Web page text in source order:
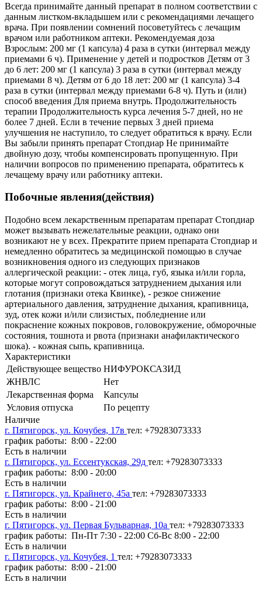
Всегда принимайте данный препарат в полном соответствии с
данным листком-вкладышем или с рекомендациями лечащего
врача. При появлении сомнений посоветуйтесь с лечащим
врачом или работником аптеки. Рекомендуемая доза
Взрослым: 200 мг (1 капсула) 4 раза в сутки (интервал между
приемами 6 ч). Применение у детей и подростков Детям от 3
до 6 лет: 200 мг (1 капсула) 3 раза в сутки (интервал между
приемами 8 ч). Детям от 6 до 18 лет: 200 мг (1 капсула) 3-4
раза в сутки (интервал между приемами 6-8 ч). Путь и (или)
способ введения Для приема внутрь. Продолжительность
терапии Продолжительность курса лечения 5-7 дней, но не
более 7 дней. Если в течение первых 3 дней приема
улучшения не наступило, то следует обратиться к врачу. Если
Вы забыли принять препарат Стопдиар Не принимайте
двойную дозу, чтобы компенсировать пропущенную. При
наличии вопросов по применению препарата, обратитесь к
лечащему врачу или работнику аптеки.
Побочные явления(действия)
Подобно всем лекарственным препаратам препарат Стопдиар
может вызывать нежелательные реакции, однако они
возникают не у всех. Прекратите прием препарата Стопдиар и
немедленно обратитесь за медицинской помощью в случае
возникновения одного из следующих признаков
аллергической реакции: - отек лица, губ, языка и/или горла,
которые могут сопровождаться затруднением дыхания или
глотания (признаки отека Квинке), - резкое снижение
артериального давления, затруднение дыхания, крапивница,
зуд, отек кожи и/или слизистых, побледнение или
покраснение кожных покровов, головокружение, обморочные
состояния, тошнота и рвота (признаки анафилактического
шока). - кожная сыпь, крапивница.
Характеристики
Действующее вещество НИФУРОКСАЗИД
ЖНВЛС
Нет
Лекарственная форма
Капсулы
Условия отпуска
По рецепту
Наличие
г. Пятигорск, ул. Кочубея, 17в тел: +79283073333
график работы: 8:00 - 22:00
Есть в наличии
г. Пятигорск, ул. Ессентукская, 29д тел: +79283073333
график работы: 8:00 - 20:00
Есть в наличии
г. Пятигорск, ул. Крайнего, 45а тел: +79283073333
график работы: 8:00 - 21:00
Есть в наличии
г. Пятигорск, ул. Первая Бульварная, 10а тел: +79283073333
график работы: Пн-Пт 7:30 - 22:00 Сб-Вс 8:00 - 22:00
Есть в наличии
г. Пятигорск, ул. Кочубея, 1 тел: +79283073333
график работы: 8:00 - 21:00
Есть в наличии